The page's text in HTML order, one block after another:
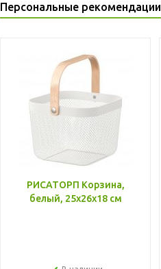
Персональные рекомендации
РИСАТОРП Корзина,
белый, 25x26x18 см